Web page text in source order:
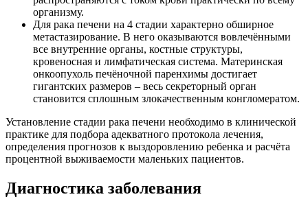
организму.
Для рака печени на 4 стадии характерно обширное
метастазирование. В него оказываются вовлечёнными
все внутренние органы, костные структуры,
кровеносная и лимфатическая система. Материнская
онкоопухоль печёночной паренхимы достигает
гигантских размеров – весь секреторный орган
становится сплошным злокачественным конгломератом.
Установление стадии рака печени необходимо в клинической
практике для подбора адекватного протокола лечения,
определения прогнозов к выздоровлению ребенка и расчёта
процентной выживаемости маленьких пациентов.
Диагностика заболевания